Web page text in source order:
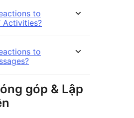
to
Activities?
to
góp & Lập